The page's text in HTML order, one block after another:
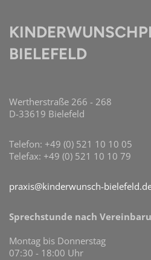
BIELEFELD
Wertherstraße 266 - 268
D-33619 Bielefeld
Telefon: +49 (0) 521 10 10 05
Telefax: +49 (0) 521 10 10 79
praxis@kinderwunsch-
Sprechstunde nach
Montag bis Donnerstag
07:30 - 18:00 Uhr